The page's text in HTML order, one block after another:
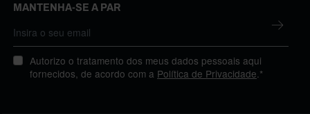
MANTENHA-SE A PAR
Autorizo o tratamento dos meus dados pessoais aqui
fornecidos, de acordo com a Política de Privacidade .*